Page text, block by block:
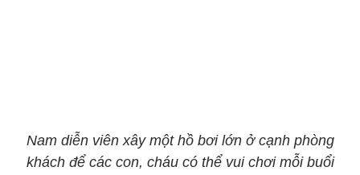
Nam diễn viên xây một hồ bơi lớn ở cạnh phòng
khách để các con, cháu có thể vui chơi mỗi buổi